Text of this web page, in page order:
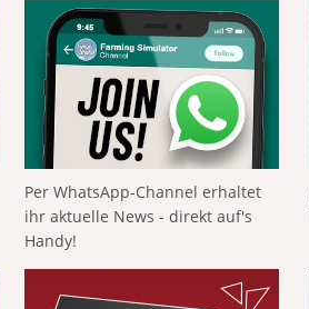
Per WhatsApp-Channel erhaltet
ihr aktuelle News - direkt auf's
Handy!